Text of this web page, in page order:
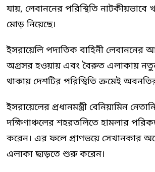
যায়, লেবাননের পরিস্থিতি নাটকীয়ভাবে
মোড় নিয়েছে।
ইসরায়েলি পদাতিক বাহিনী লেবাননের
অগ্রসর হওয়ায় এবং বৈরুত এলাকায়
থাকায় দেশটির পরিস্থিতি ক্রমেই
ইসরায়েলের প্রধানমন্ত্রী বেনিয়ামিন
দক্ষিণাঞ্চলের শহরতলিতে হামলার
করেন। এর ফলে প্রাণভয়ে সেখানকার
এলাকা ছাড়তে শুরু করেন।